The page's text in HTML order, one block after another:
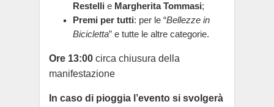
Restelli e Margherita Tommasi;
Premi per tutti: per le “Bellezze in
Bicicletta” e tutte le altre categorie.
Ore 13:00 circa chiusura della
manifestazione
In caso di pioggia l’evento si svolgerà